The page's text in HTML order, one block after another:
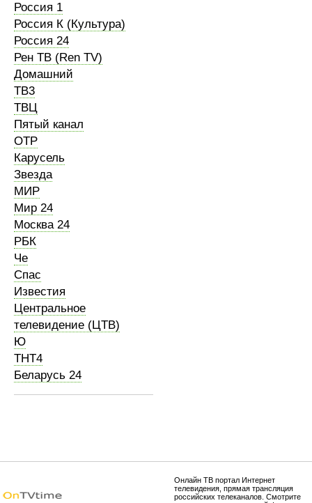
Россия 1
Россия К (Культура)
Россия 24
Рен ТВ (Ren TV)
Домашний
ТВ3
ТВЦ
Пятый канал
ОТР
Карусель
Звезда
МИР
Мир 24
Москва 24
РБК
Че
Спас
Известия
Центральное
телевидение (ЦТВ)
Ю
ТНТ4
Беларусь 24
Онлайн ТВ портал Интернет
телевидения, прямая трансляция
российских телеканалов. Смотрите